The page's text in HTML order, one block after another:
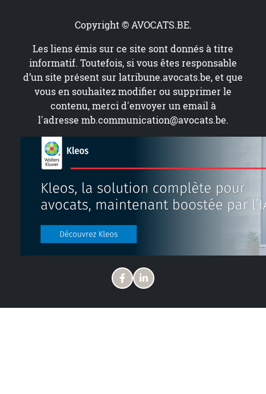
Copyright © AVOCATS.BE.
Les liens émis sur ce site sont donnés à titre
informatif. Toutefois, si vous êtes responsable
d’un site présent surlatribune.avocats.be, et que
vous en souhaitez modifier ou supprimer le
contenu, merci d'envoyer un email à
l'adresse mb.communication@avocats.be.